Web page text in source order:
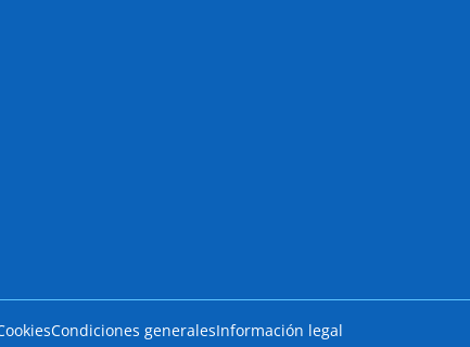
Condiciones generalesInformación legal